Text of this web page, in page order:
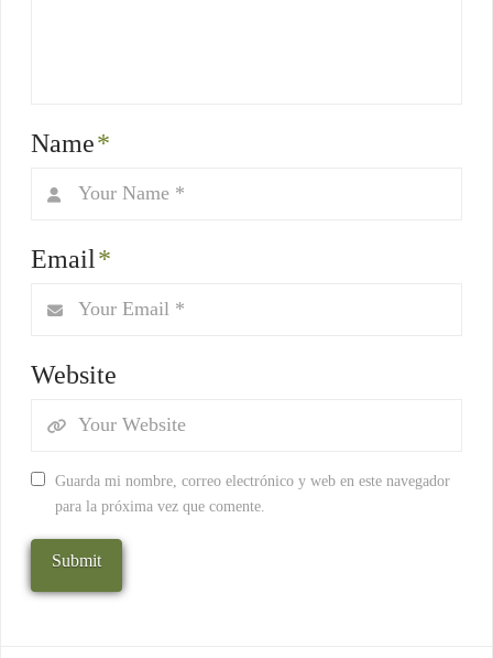
Name*
Email*
Website
Guarda mi nombre, correo electrónico y web en este navegador
para la próxima vez que comente.